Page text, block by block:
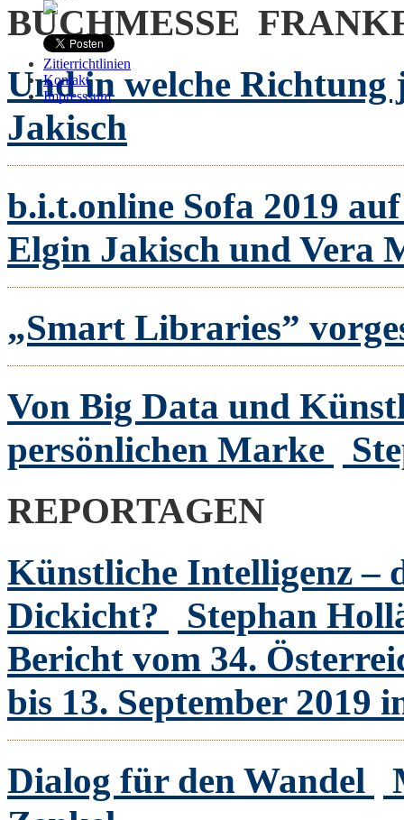
Zitierrichtlinien
Kontakt
Impresssum
BUCHMESSE
Und in welche
Jakisch
b.i.t.online Sofa 2019
Elgin Jakisch und Vera
„Smart Libraries”
Von Big Data und
persönlichen Marke
REPORTAGEN
Künstliche Intelligenz –
Dickicht?
Stephan
Bericht vom 34.
bis 13. September 2019
Dialog für den Wandel